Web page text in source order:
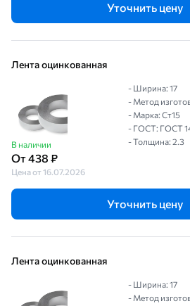
Уточнить цену
Лента оцинкованная
В наличии
От 438 ₽
Цена от 16.07.2026
- Ширина: 17
- Метод
- Марка: Ст15
- ГОСТ: ГОСТ
- Толщина: 2.3
Уточнить цену
Лента оцинкованная
- Ширина: 17
- Метод